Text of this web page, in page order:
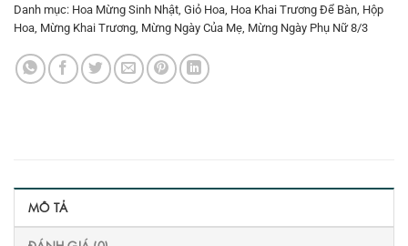
Danh mục: Hoa Mừng Sinh Nhật, Giỏ Hoa, Hoa Khai Trương Để Bàn, Hộp
Hoa, Mừng Khai Trương, Mừng Ngày Của Mẹ, Mừng Ngày Phụ Nữ 8/3
MÔ TẢ